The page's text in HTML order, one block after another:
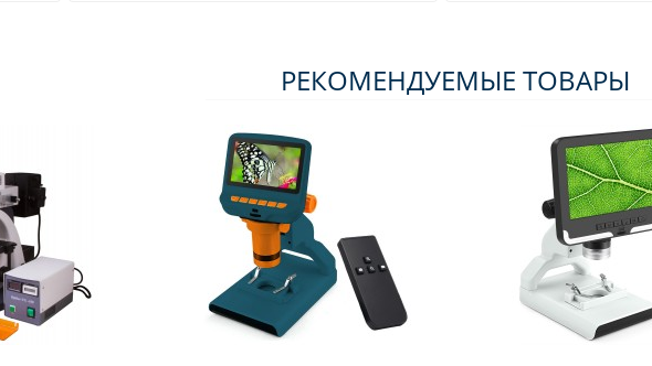
РЕКОМЕНДУЕМЫЕ ТОВАРЫ